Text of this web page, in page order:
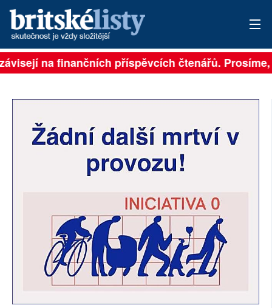
PŘIHLÁSIT
ARCHIV
ROZHOVORY
PŘÍSPĚVKY NA PROVOZ
SOCIÁLNÍ SÍTĚ
na finančních příspěvcích čtenářů. Prosíme,